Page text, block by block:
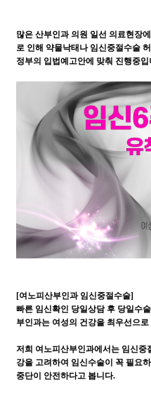
많은 산부인과 의원 일선 의료현장
로 인해 약물낙태나 임신중절수술
정부의 입법예고안에 맞춰 진행중입
[여노피산부인과 임신중절수술]
빠른 임신확인 당일상담 후 당일수
부인과는 여성의 건강을 최우선으로
저희 여노피산부인과에서는 임신중
강을 고려하여 임신수술이 꼭 필요
중단이 안전하다고 봅니다.